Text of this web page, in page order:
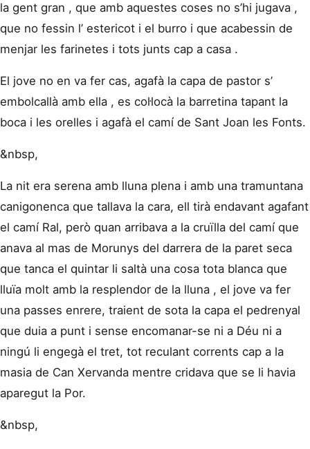
la gent gran , que amb aquestes coses no s’hi jugava ,
que no fessin l’ estericot i el burro i que acabessin de
menjar les farinetes i tots junts cap a casa .
El jove no en va fer cas, agafà la capa de pastor s’
embolcallà amb ella , es col·locà la barretina tapant la
boca i les orelles i agafà el camí de Sant Joan les Fonts.
&nbsp,
La nit era serena amb lluna plena i amb una tramuntana
canigonenca que tallava la cara, ell tirà endavant agafant
el camí Ral, però quan arribava a la cruïlla del camí que
anava al mas de Morunys del darrera de la paret seca
que tanca el quintar li saltà una cosa tota blanca que
lluïa molt amb la resplendor de la lluna , el jove va fer
una passes enrere, traient de sota la capa el pedrenyal
que duia a punt i sense encomanar-se ni a Déu ni a
ningú li engegà el tret, tot reculant corrents cap a la
masia de Can Xervanda mentre cridava que se li havia
aparegut la Por.
&nbsp,